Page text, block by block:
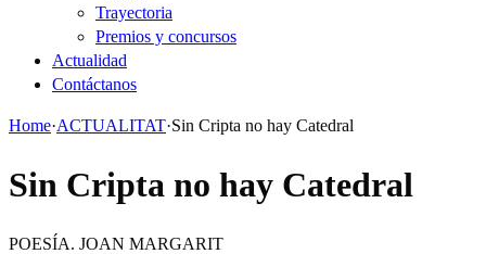
Trayectoria
Premios y concursos
Actualidad
Contáctanos
Home·ACTUALITAT·Sin Cripta no hay Catedral
Sin Cripta no hay Catedral
POESÍA. JOAN MARGARIT